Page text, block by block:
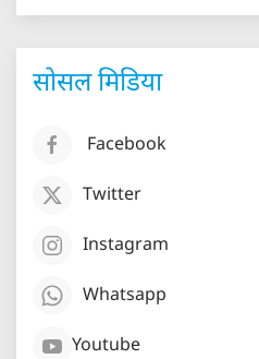
सोसल मिडिया
Facebook
Twitter
Instagram
Whatsapp
Youtube